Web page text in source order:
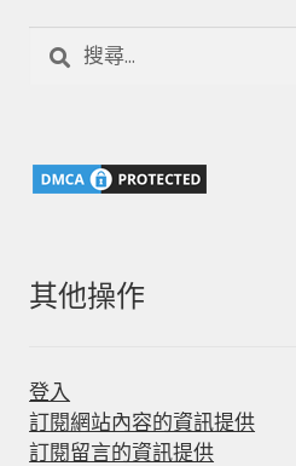
字:
其他操作
登入
訂閱網站內容的資訊提供
訂閱留言的資訊提供